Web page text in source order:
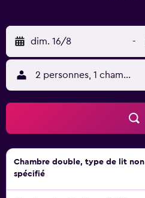
dim. 16/8 -
2 personnes, 1 chambre
Chambre double, type de lit non
spécifié